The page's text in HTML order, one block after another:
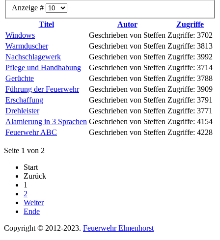
Anzeige #
Titel
Autor
Zugriffe
Windows
Geschrieben von Steffen Zugriffe: 3702
Warmduscher
Geschrieben von Steffen Zugriffe: 3813
Nachschlagewerk
Geschrieben von Steffen Zugriffe: 3992
Pflege und Handhabung
Geschrieben von Steffen Zugriffe: 3714
Gerüchte
Geschrieben von Steffen Zugriffe: 3788
Führung der Feuerwehr
Geschrieben von Steffen Zugriffe: 3909
Erschaffung
Geschrieben von Steffen Zugriffe: 3791
Drehleister
Geschrieben von Steffen Zugriffe: 3771
Alamierung in 3 Sprachen Geschrieben von Steffen Zugriffe: 4154
Feuerwehr ABC
Geschrieben von Steffen Zugriffe: 4228
Seite 1 von 2
Start
Zurück
1
2
Weiter
Ende
Copyright © 2012-2023. Feuerwehr Elmenhorst